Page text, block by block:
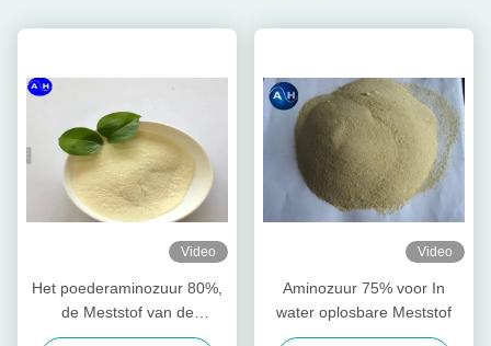
Video
Het poederaminozuur 80%,
de Meststof van de
Aminozuurlandbouw
Video
Aminozuur 75% voor In
water oplosbare Meststof